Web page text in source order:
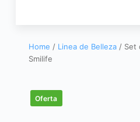
Home / Linea de Belleza/ Set
Smilife
Oferta